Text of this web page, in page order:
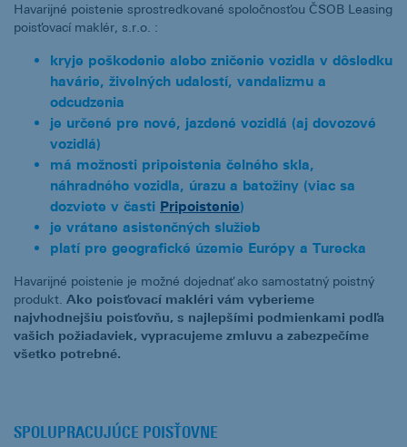
Havarijné poistenie sprostredkované spoločnosťou ČSOB Leasing
poisťovací maklér, s.r.o. :
kryje poškodenie alebo zničenie vozidla v dôsledku
havárie, živelných udalostí, vandalizmu a
odcudzenia
je určené pre nové, jazdené vozidlá (aj dovozové
vozidlá)
má možnosti pripoistenia čelného skla,
náhradného vozidla, úrazu a batožiny (viac sa
dozviete v časti Pripoistenie)
je vrátane asistenčných služieb
platí pre geografické územie Európy a Turecka
Havarijné poistenie je možné dojednať ako samostatný poistný
produkt. Ako poisťovací makléri vám vyberieme
najvhodnejšiu poisťovňu, s najlepšími podmienkami podľa
vašich požiadaviek, vypracujeme zmluvu a zabezpečíme
všetko potrebné.
SPOLUPRACUJÚCE POISŤOVNE